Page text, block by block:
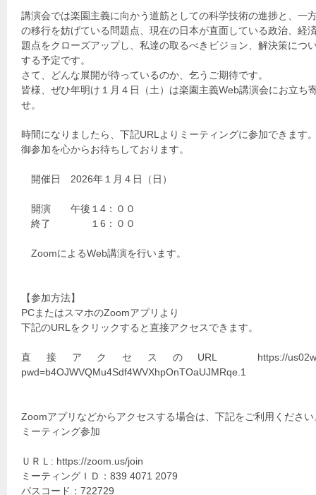
講演会では楽園主義に向かう道筋としての科学技術の進捗と、一
の移行を妨げている問題点、現在の日本が直面している政治、経
題点をクローズアップし、私達の取るべきビジョン、解決策につ
する予定です。
さて、どんな展開が待っているのか、乞うご期待です。
皆様、ぜひ年明け１月４日（土）は楽園主義Web講演会にお立ち
せ。
時間になりましたら、下記URLよりミーティングに参加できます
御参加を心からお待ちしております。
開催日 2026年１月４日（日）
開演 午後１4：００
終了 １6：００
ZoomによるWeb講演を行います。
【参加方法】
PCまたはスマホのZoomアプリより
下記のURLをクリックすると直接アクセスできます。
直接アクセスのURL https://
pwd=b4OJWVQMu4Sdf4WVXhpOnTOaUJMRqe.1
Zoomアプリなどからアクセスする場合は、下記をご利用ください
ミーティング参加
ＵＲＬ: https://zoom.us/join
ミーティングＩＤ：839 4071 2079
パスコード：722729